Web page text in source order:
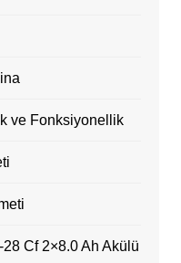
ve Fonksiyonellik
Cf 2×8.0 Ah Akülü